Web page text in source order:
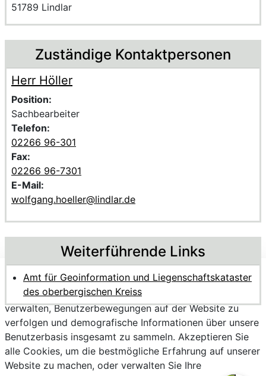
PLZ und Ort
51789 Lindlar
Zuständige Kontaktpersonen
Beschreibung der zuständigen KontaktpersonHerr Höller
Voller Name:
Herr Höller
Position:
Sachbearbeiter
Telefon:
02266 96-301
Fax:
02266 96-7301
E-Mail:
wolfgang.hoeller@lindlar.de
Weiterführende Links
Amt für Geoinformation und Liegenschaftskataster
des oberbergischen Kreiss
Wir verwenden Cookies, um personalisierte Inhalte
bereitzustellen, Trends zu analysieren, die Website zu
verwalten, Benutzerbewegungen auf der Website zu
verfolgen und demografische Informationen über unsere
Benutzerbasis insgesamt zu sammeln. Akzeptieren Sie
alle Cookies, um die bestmögliche Erfahrung auf unserer
Website zu machen, oder verwalten Sie Ihre